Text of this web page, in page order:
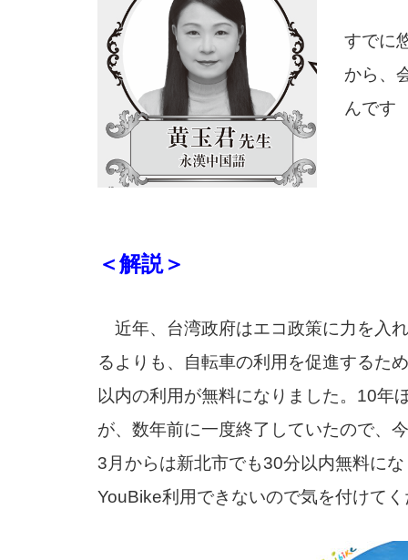
すでに
から、
んです
＜解説＞
近年、台湾政府はエコ政策に力を入
るよりも、自転車の利用を促進するた
以内の利用が無料になりました。10年
が、数年前に一度終了していたので、
3月からは新北市でも30分以内無料に
YouBike利用できないので気を付けて